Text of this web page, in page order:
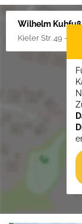
Wilhelm Kuhfuß
Kieler Str. 49 -